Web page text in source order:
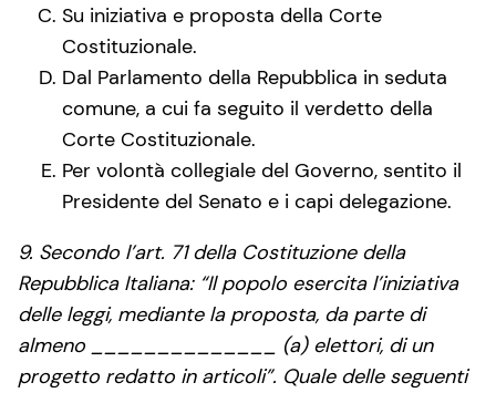
Su iniziativa e proposta della Corte
Costituzionale.
Dal Parlamento della Repubblica in seduta
comune, a cui fa seguito il verdetto della
Corte Costituzionale.
Per volontà collegiale del Governo, sentito il
Presidente del Senato e i capi delegazione.
9. Secondo l’art. 71 della Costituzione della
Repubblica Italiana: “Il popolo esercita l’iniziativa
delle leggi, mediante la proposta, da parte di
almeno ­­­­­­­______________ (a) elettori, di un
progetto redatto in articoli”. Quale delle seguenti